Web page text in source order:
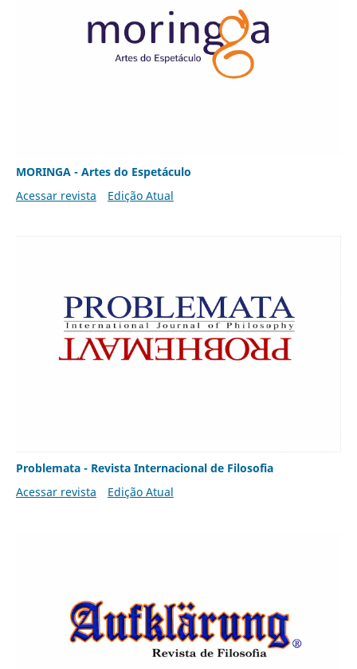
MORINGA - Artes do Espetáculo
Acessar revista
Edição Atual
Problemata - Revista Internacional de Filosofia
Acessar revista
Edição Atual